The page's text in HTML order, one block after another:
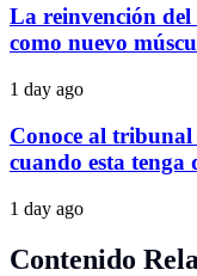
La reinvención
como nuevo
1 day ago
Conoce al tribunal
cuando esta tenga
1 day ago
Contenido